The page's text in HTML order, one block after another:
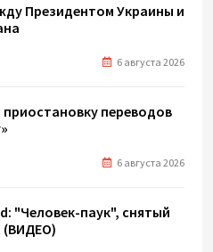
Президентом Украины и
6 августа 2026
переводов
6 августа 2026
"Человек-паук", снятый
(ВИДЕО)